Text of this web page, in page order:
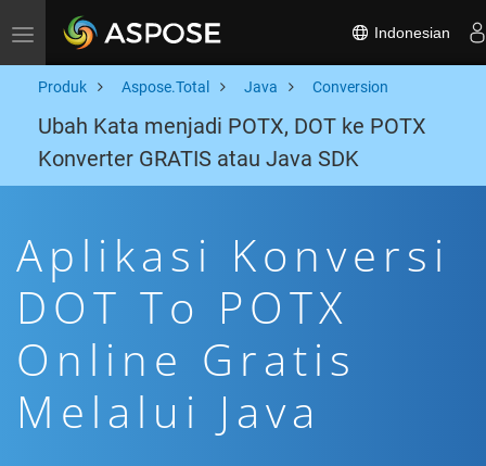
Toggle navigation Indonesian
Produk Aspose.Total Java Conversion
Ubah Kata menjadi POTX, DOT ke POTX
Konverter GRATIS atau Java SDK
Aplikasi Konversi
DOT To POTX
Online Gratis
Melalui Java